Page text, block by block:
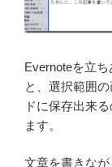
Evernoteを立
と、選択範囲
ドに保存出来
ます。
文章を書きな